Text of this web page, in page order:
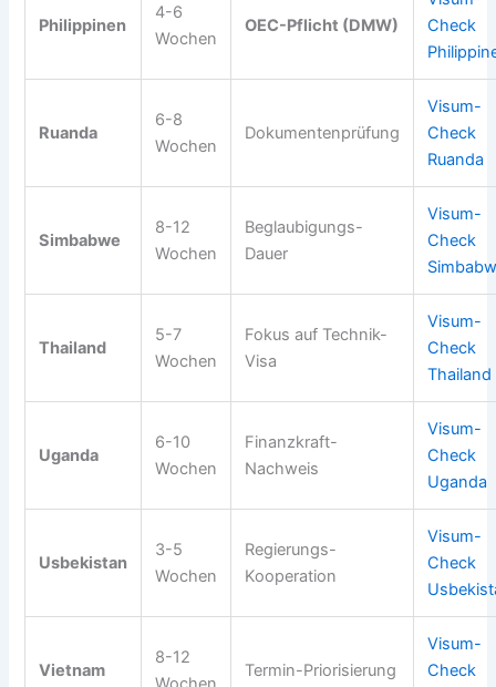
Philippinen
4-6
Wochen
OEC-Pflicht (DMW)
Check
Ruanda
6-8
Wochen
Dokumentenprüfung
Visum-
Check
Ruanda
Simbabwe
8-12
Wochen
Beglaubigungs-
Dauer
Visum-
Check
Thailand
5-7
Wochen
Fokus auf Technik-
Visa
Visum-
Check
Thailand
Uganda
6-10
Wochen
Finanzkraft-
Nachweis
Visum-
Check
Uganda
Usbekistan
3-5
Wochen
Regierungs-
Kooperation
Visum-
Check
Vietnam
8-12
Termin-Priorisierung
Visum-
Check